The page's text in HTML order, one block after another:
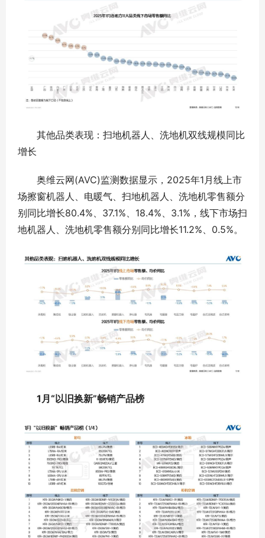
其他品类表现：扫地机器人、洗地机双线规模同比
增长
奥维云网(AVC)监测数据显示，2025年1月线上市
场擦窗机器人、电暖气、扫地机器人、洗地机零售额分
别同比增长80.4%、37.1%、18.4%、3.1%，线下市场扫
地机器人、洗地机零售额分别同比增长11.2%、0.5%。
1月“以旧换新”畅销产品榜